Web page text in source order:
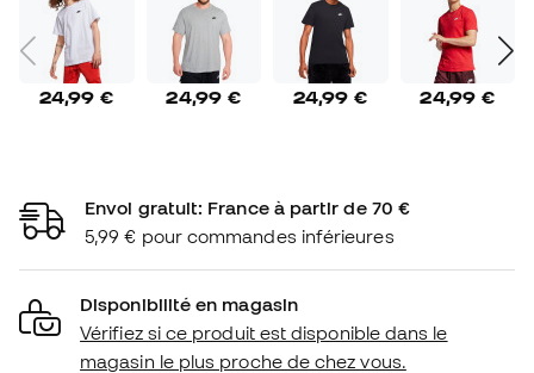
24,99 € 24,99 € 24,99 € 24,99 €
Envoi gratuit: France à partir de 70 €
5,99 € pour commandes inférieures
Disponibilité en magasin
Vérifiez si ce produit est disponible dans le
magasin le plus proche de chez vous.